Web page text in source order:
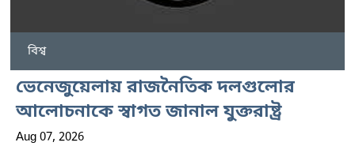
বিশ্ব
ভেনেজুয়েলায় রাজনৈতিক দলগুলোর
আলোচনাকে স্বাগত জানাল যুক্তরাষ্ট্র
Aug 07, 2026